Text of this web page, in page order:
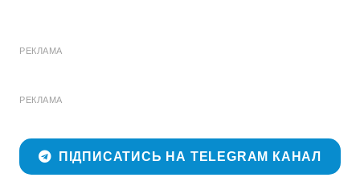
РЕКЛАМА
РЕКЛАМА
ПІДПИСАТИСЬ НА TELEGRAM КАНАЛ